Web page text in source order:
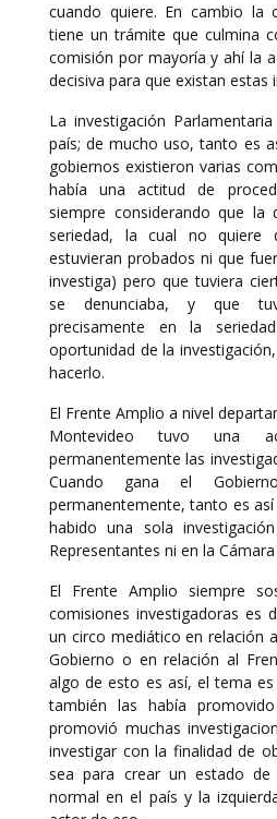
cuando quiere. En cambio la
tiene un trámite que culmina
comisión por mayoría y ahí la
decisiva para que existan estas
La investigación
país; de mucho uso, tanto es
gobiernos existieron varias
había una actitud de
siempre considerando que la
seriedad, la cual no quiere
estuvieran probados ni que
investiga) pero que tuviera
se denunciaba, y que
precisamente en la
oportunidad de la
hacerlo.
El Frente Amplio a nivel
Montevideo tuvo una
permanentemente las
Cuando gana el
permanentemente, tanto es
habido una sola
Representantes ni en la
El Frente Amplio siempre
comisiones investigadoras es
un circo mediático en relación
Gobierno o en relación al
algo de esto es así, el tema
también las había
promovió muchas
investigar con la finalidad de
sea para crear un estado de
normal en el país y la